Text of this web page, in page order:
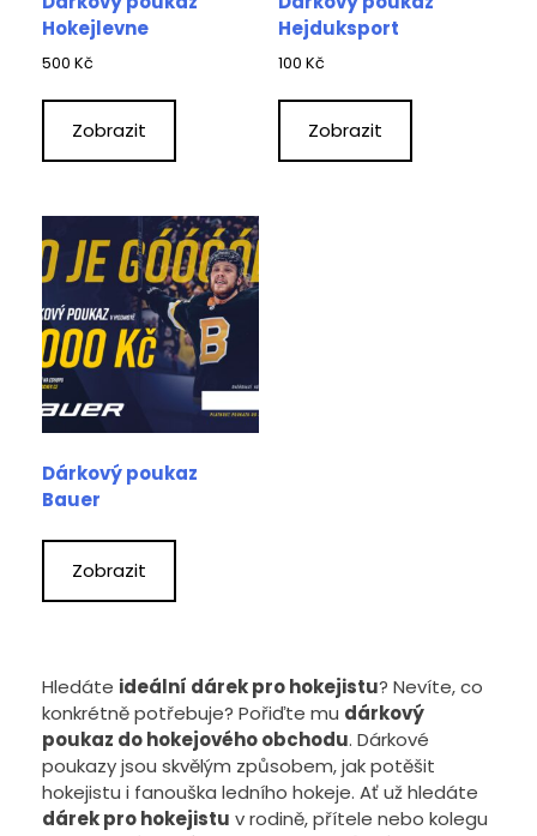
Hokejlevne
500 Kč
Zobrazit
Hejduksport
100 Kč
Zobrazit
Dárkový poukaz
Bauer
Zobrazit
Hledáte ideální dárek pro hokejistu? Nevíte, co
konkrétně potřebuje? Pořiďte mu dárkový
poukaz do hokejového obchodu. Dárkové
poukazy jsou skvělým způsobem, jak potěšit
hokejistu i fanouška ledního hokeje. Ať už hledáte
dárek pro hokejistu v rodině, přítele nebo kolegu